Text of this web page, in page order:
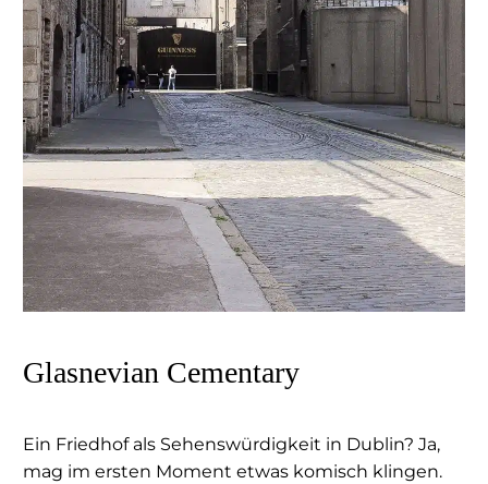
Glasnevian Cementary
Ein Friedhof als Sehenswürdigkeit in Dublin? Ja,
mag im ersten Moment etwas komisch klingen.